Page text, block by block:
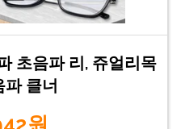
초음파 리, 쥬얼리목
파 클너